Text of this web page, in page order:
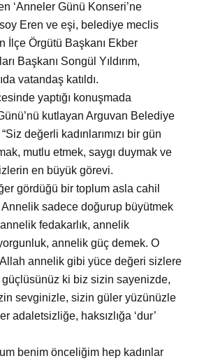
‘Anneler Günü Konseri’ne
Eren ve eşi, belediye meclis
İlçe Örgütü Başkanı Ekber
Başkanı Songül Yıldırım,
vatandaş katıldı.
yaptığı konuşmada
kutlayan Arguvan Belediye
değerli kadınlarımızı bir gün
mutlu etmek, saygı duymak ve
en büyük görevi.
gördüğü bir toplum asla cahil
sadece doğurup büyütmek
fedakarlık, annelik
annelik güç demek. O
annelik gibi yüce değeri sizlere
ki biz sizin sayenizde,
sevginizle, sizin güler yüzünüzle
adaletsizliğe, haksızlığa ‘dur’
benim önceliğim hep kadınlar